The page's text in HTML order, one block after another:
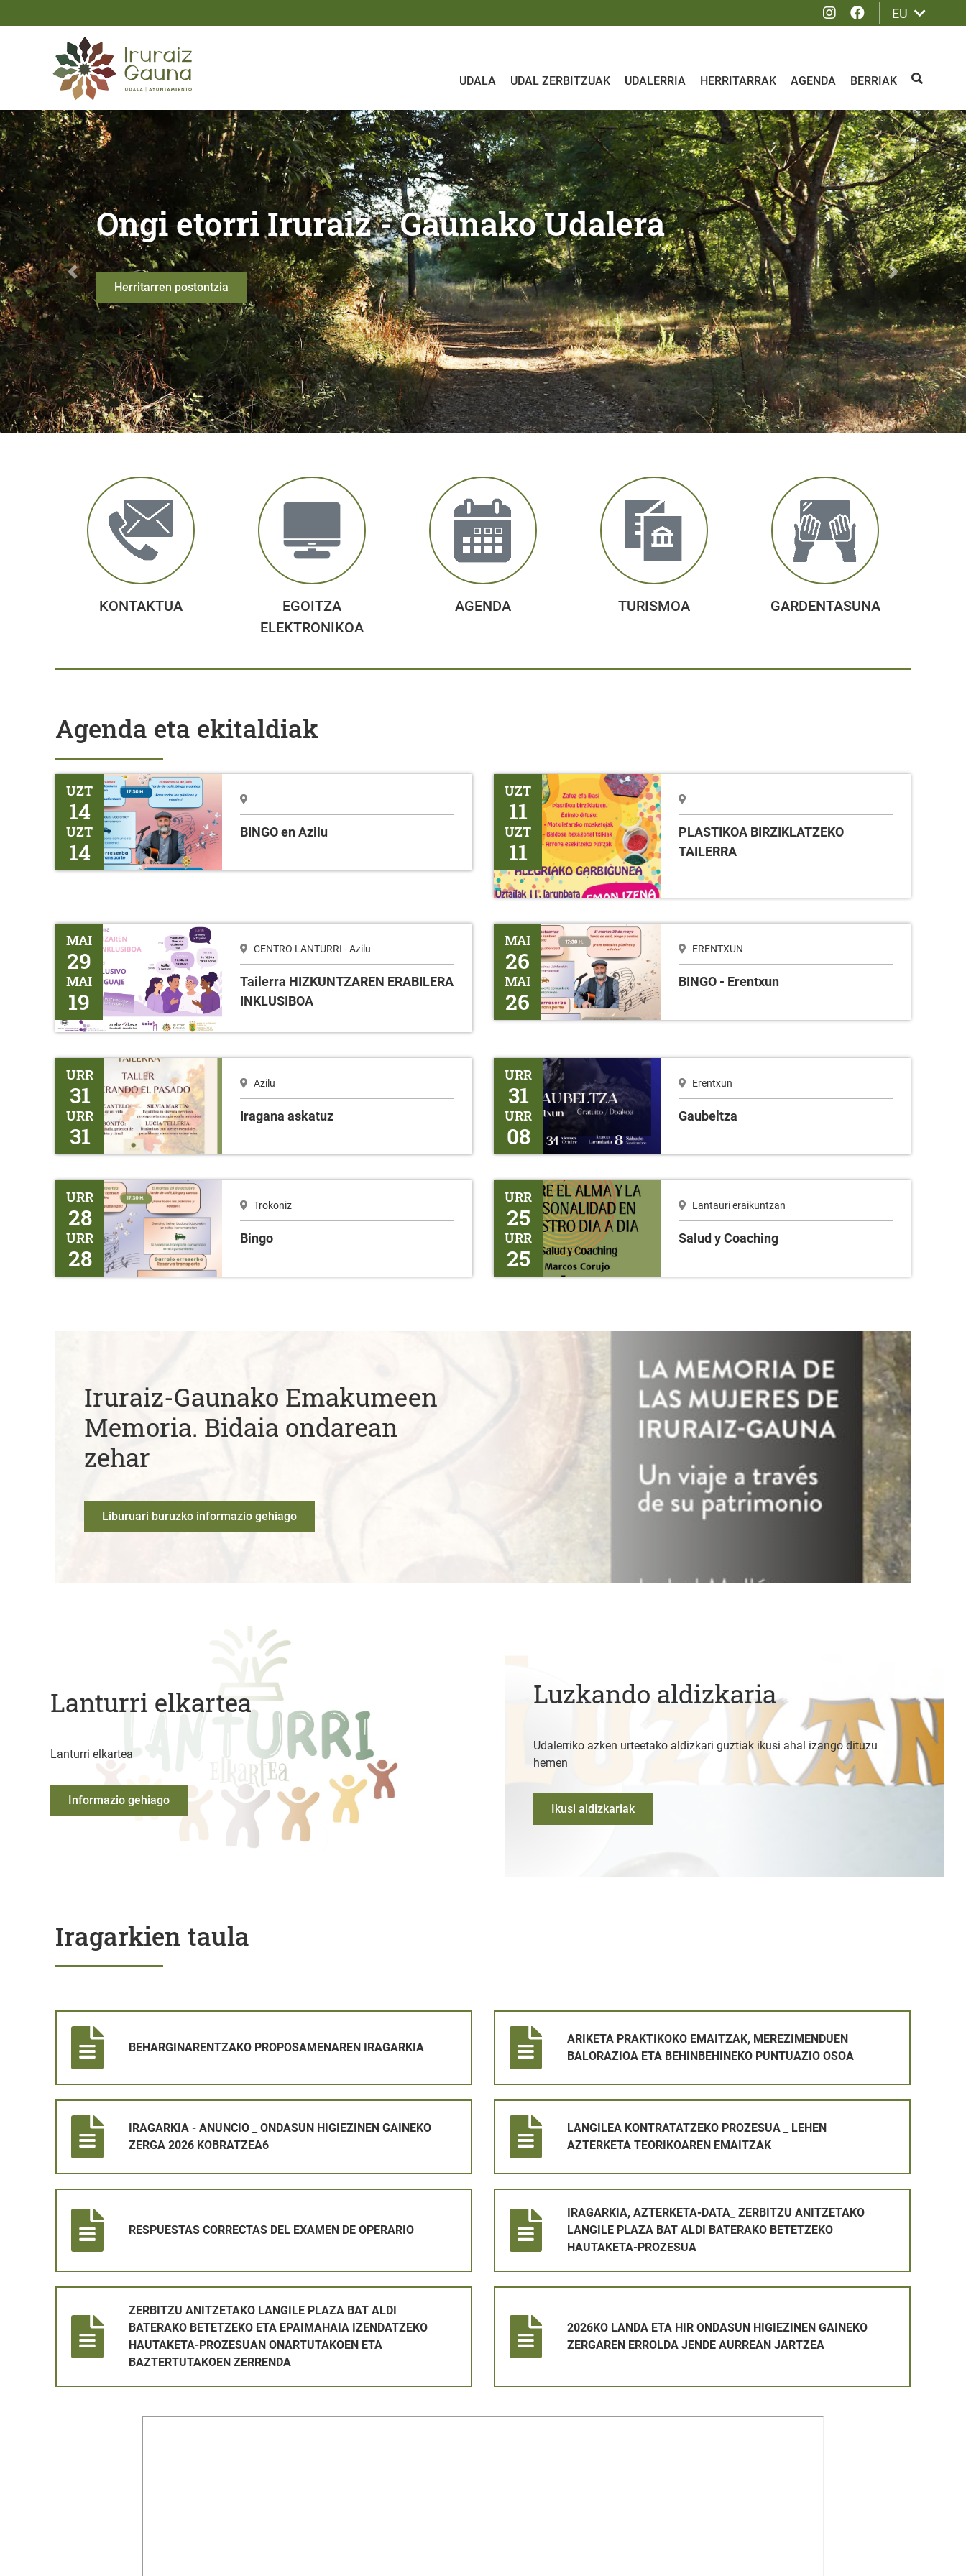
Instagram
Facebook
EU
UDALA UDAL ZERBITZUAK UDALERRIA HERRITARRAK AGENDA BERRIAK BILATU
Ongi etorri Iruraiz - Gaunako Udalera
Udalerriko mapa toponimikoa
Anterior Siguiente
KONTAKTUA
EGOITZA
ELEKTRONIKOA
AGENDA TURISMOA GARDENTASUNA
Agenda eta ekitaldiak
BINGO en Azilu
UZT
14
UZT
14
BINGO en Azilu
PLASTIKOA BIRZIKLATZEKO TAILERRA
UZT
11
UZT
11
PLASTIKOA BIRZIKLATZEKO
TAILERRA
Tailerra HIZKUNTZAREN ERABILERA INKLUSIBOA
MAI
29
MAI
19
CENTRO LANTURRI - Azilu
Tailerra HIZKUNTZAREN ERABILERA
INKLUSIBOA
BINGO - Erentxun
MAI
26
MAI
26
ERENTXUN
BINGO - Erentxun
Iragana askatuz
URR
31
URR
31
Azilu
Iragana askatuz
URR
31
URR
08
Erentxun
Gaubeltza
URR
28
URR
28
Trokoniz
Bingo
Salud y Coaching
URR
25
URR
25
Lantauri eraikuntzan
Salud y Coaching
Iruraiz-Gaunako Emakumeen
Memoria. Bidaia ondarean
zehar
Liburuari buruzko informazio gehiago
Lanturri elkartea
Lanturri elkartea
Informazio gehiago
Luzkando aldizkaria
Udalerriko azken urteetako aldizkari guztiak ikusi ahal izango dituzu
hemen
Ikusi aldizkariak
Iragarkien taula
BEHARGINARENTZAKO PROPOSAMENAREN IRAGARKIA
ARIKETA PRAKTIKOKO EMAITZAK, MEREZIMENDUEN
BALORAZIOA ETA BEHINBEHINEKO PUNTUAZIO OSOA
IRAGARKIA - ANUNCIO _ ONDASUN HIGIEZINEN GAINEKO
ZERGA 2026 KOBRATZEA6
LANGILEA KONTRATATZEKO PROZESUA _ LEHEN
AZTERKETA TEORIKOAREN EMAITZAK
RESPUESTAS CORRECTAS DEL EXAMEN DE OPERARIO
IRAGARKIA, AZTERKETA-DATA_ ZERBITZU ANITZETAKO
LANGILE PLAZA BAT ALDI BATERAKO BETETZEKO
HAUTAKETA-PROZESUA
ZERBITZU ANITZETAKO LANGILE PLAZA BAT ALDI
BATERAKO BETETZEKO ETA EPAIMAHAIA IZENDATZEKO
HAUTAKETA-PROZESUAN ONARTUTAKOEN ETA
BAZTERTUTAKOEN ZERRENDA
2026KO LANDA ETA HIR ONDASUN HIGIEZINEN GAINEKO
ZERGAREN ERROLDA JENDE AURREAN JARTZEA